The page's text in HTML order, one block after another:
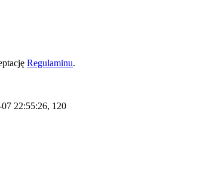
Regulaminu.
22:55:26, 120